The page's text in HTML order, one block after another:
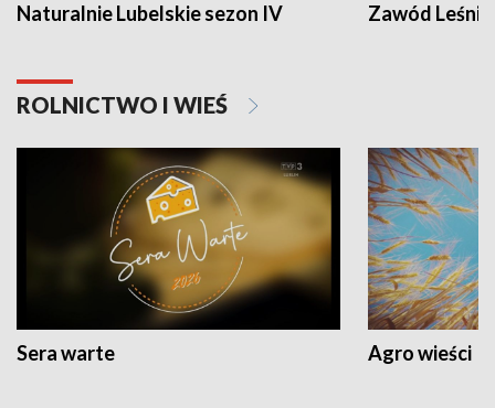
Naturalnie Lubelskie sezon IV Zawód Leśnik
ROLNICTWO I WIEŚ
Sera warte Agro wieści